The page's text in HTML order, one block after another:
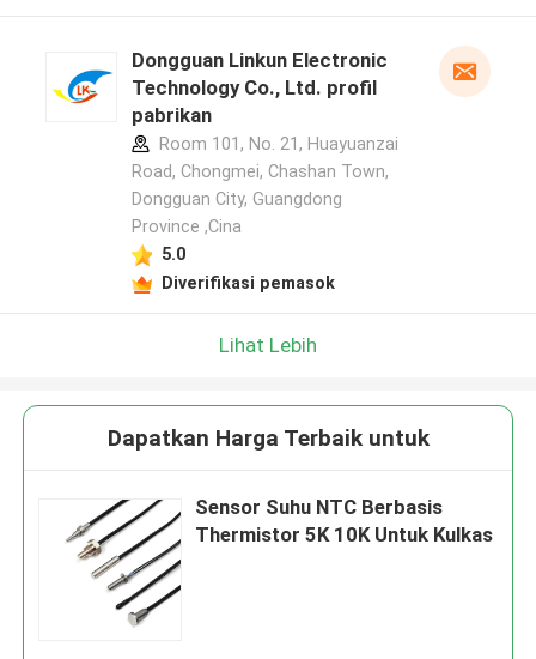
Dongguan Linkun Electronic
Technology Co., Ltd. profil
pabrikan
Room 101, No. 21, Huayuanzai
Road, Chongmei, Chashan Town,
Dongguan City, Guangdong
Province ,Cina
5.0
Diverifikasi pemasok
Lihat Lebih
Dapatkan Harga Terbaik untuk
Sensor Suhu NTC Berbasis
Thermistor 5K 10K Untuk Kulkas